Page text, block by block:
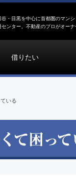
谷・目黒を中心に首都圏のマン
センター。不動産のプロがオーナ
借りたい
いる